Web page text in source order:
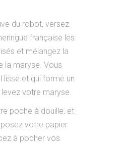
du robot, versez
française les
et mélangez la
la maryse. Vous
lisse et qui forme un
votre maryse.
poche à douille, et
votre papier
à pocher vos